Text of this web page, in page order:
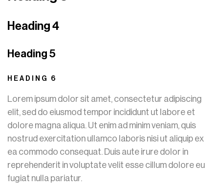
Heading 4
Heading 5
HEADING 6
Lorem ipsum dolor sit amet, consectetur adipiscing
elit, sed do eiusmod tempor incididunt ut labore et
dolore magna aliqua. Ut enim ad minim veniam, quis
nostrud exercitation ullamco laboris nisi ut aliquip ex
ea commodo consequat. Duis aute irure dolor in
reprehenderit in voluptate velit esse cillum dolore eu
fugiat nulla pariatur.